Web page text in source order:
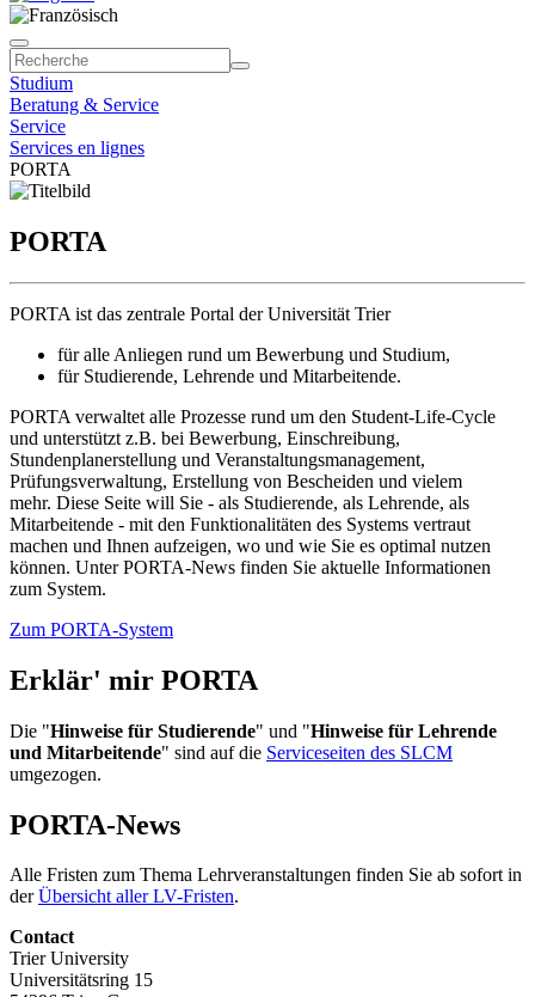
Studium
Beratung & Service
Service
Services en lignes
PORTA
PORTA
PORTA ist das zentrale Portal der Universität Trier
für alle Anliegen rund um Bewerbung und Studium,
für Studierende, Lehrende und Mitarbeitende.
PORTA verwaltet alle Prozesse rund um den Student-Life-Cycle
und unterstützt z.B. bei Bewerbung, Einschreibung,
Stundenplanerstellung und Veranstaltungsmanagement,
Prüfungsverwaltung, Erstellung von Bescheiden und vielem
mehr. Diese Seite will Sie - als Studierende, als Lehrende, als
Mitarbeitende - mit den Funktionalitäten des Systems vertraut
machen und Ihnen aufzeigen, wo und wie Sie es optimal nutzen
können. Unter PORTA-News finden Sie aktuelle Informationen
zum System.
Zum PORTA-System
Erklär' mir PORTA
Die "Hinweise für Studierende" und "Hinweise für Lehrende
und Mitarbeitende" sind auf die Serviceseiten des SLCM
umgezogen.
PORTA-News
Alle Fristen zum Thema Lehrveranstaltungen finden Sie ab sofort in
derÜbersicht aller LV-Fristen.
Contact
Trier University
Universitätsring 15